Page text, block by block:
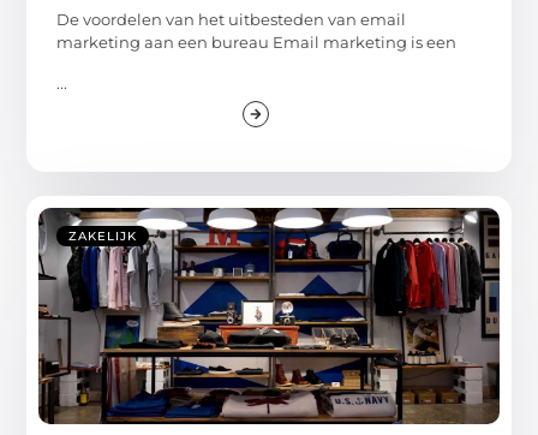
De voordelen van het uitbesteden van email
marketing aan een bureau Email marketing is een
...
ZAKELIJK